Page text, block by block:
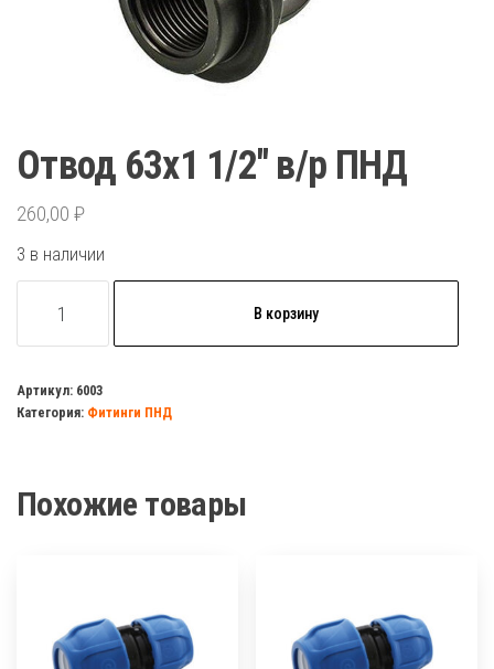
Отвод 63х1 1/2″ в/р ПНД
260,00 ₽
3 в наличии
товара
63х1
1/2"
ПНД
В корзину
Артикул: 6003
Категория: Фитинги ПНД
Похожие товары